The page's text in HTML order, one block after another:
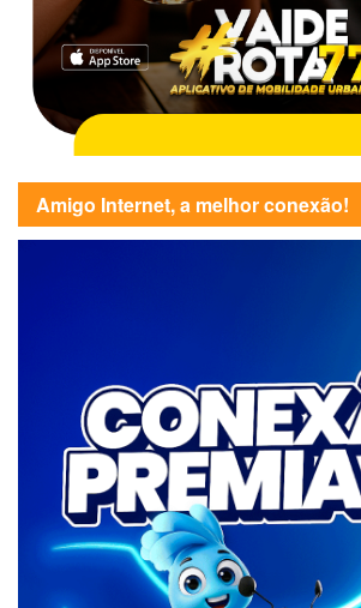
Amigo Internet, a melhor conexão!